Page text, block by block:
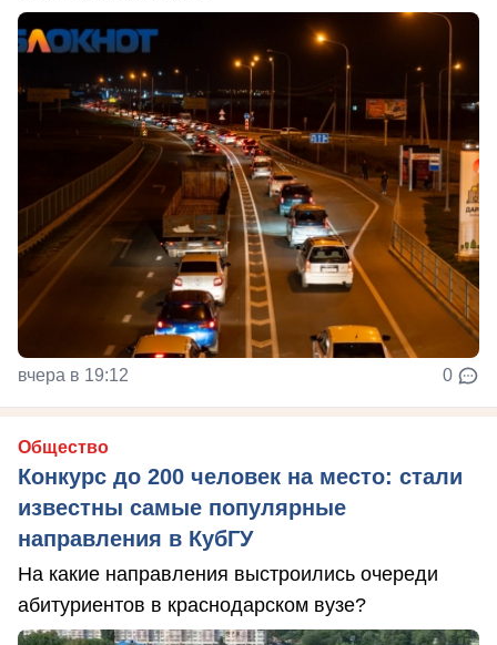
вчера в 19:12 0
Общество
Конкурс до 200 человек на место: стали
известны самые популярные
направления в КубГУ
На какие направления выстроились очереди
абитуриентов в краснодарском вузе?